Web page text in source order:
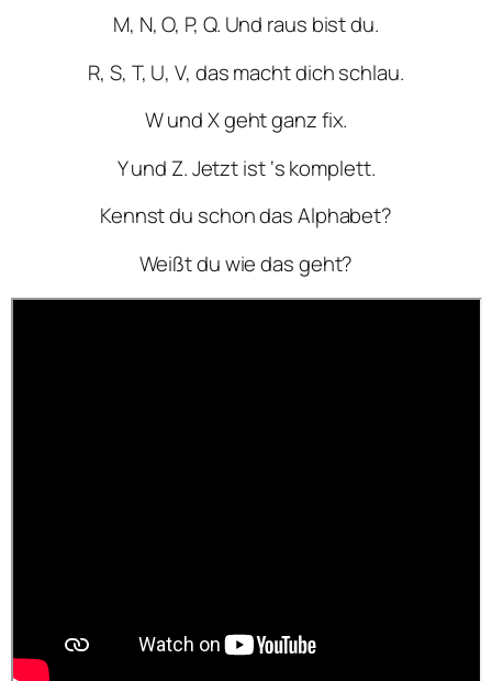
M, N, O, P, Q. Und raus bist du.
R, S, T, U, V, das macht dich schlau.
W und X geht ganz fix.
Y und Z. Jetzt ist ‘s komplett.
Kennst du schon das Alphabet?
Weißt du wie das geht?